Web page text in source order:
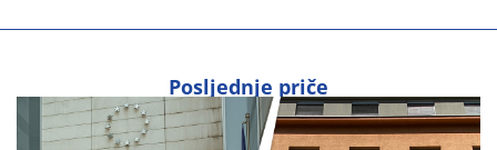
Posljednje priče